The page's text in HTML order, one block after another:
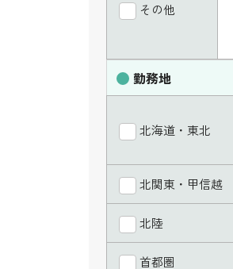
その他
勤務地
北海道・東北
北関東・甲信越
北陸
首都圏